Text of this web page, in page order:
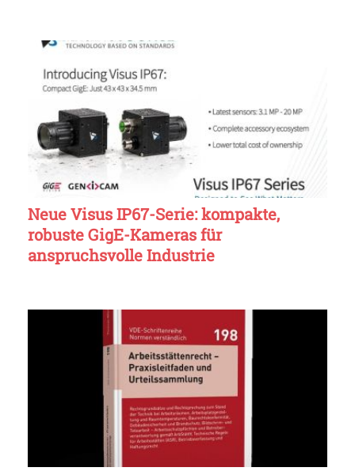
Neue Visus IP67-Serie: kompakte,
robuste GigE-Kameras für
anspruchsvolle Industrie